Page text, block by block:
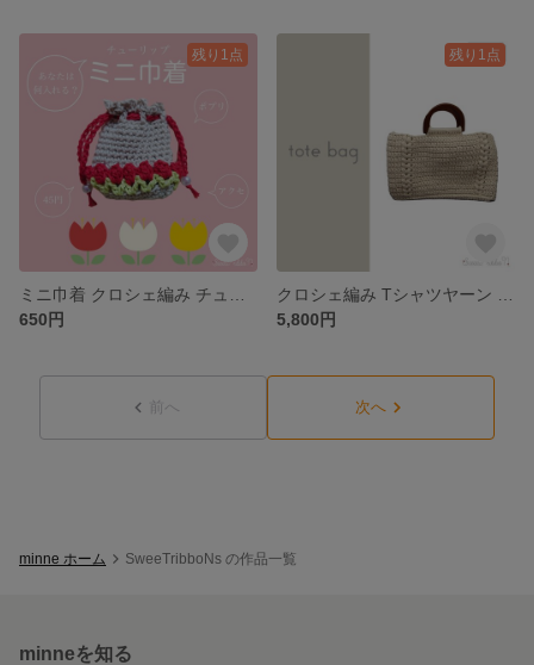
残り1点
650円
残り1点
5,800円
前へ 次へ
minne ホーム SweeTribboNs の作品一覧
minneを知る